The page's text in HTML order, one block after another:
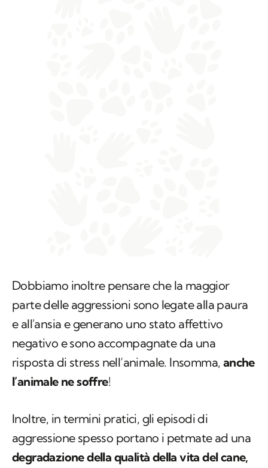
Dobbiamo inoltre pensare che la maggior
parte delle aggressioni sono legate alla paura
e all'ansia e generano uno stato affettivo
negativo e sono accompagnate da una
risposta di stress nell’animale. Insomma, anche
l’animale ne soffre!
Inoltre, in termini pratici, gli episodi di
aggressione spesso portano i petmatead una
degradazione della qualità della vita del cane,